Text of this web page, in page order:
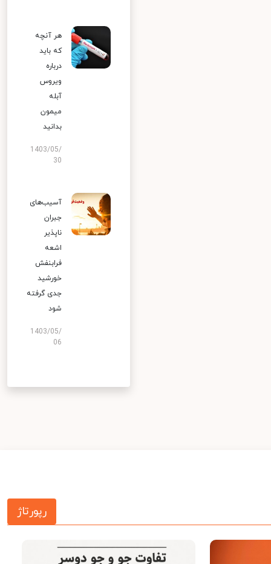
هر آنچه
که باید
درباره
ویروس
آبله
میمون
بدانید
1403/05/
30
آسیب‌های
جبران
ناپذیر
اشعه
فرابنفش
خورشید
جدی گرفته
شود
1403/05/
06
رپورتاژ